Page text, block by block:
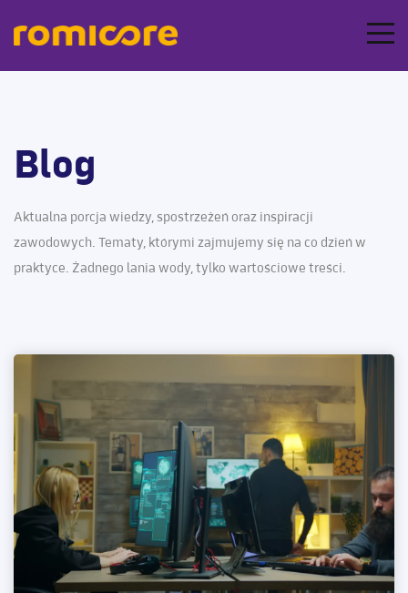
Blog
Aktualna porcja wiedzy, spostrzeżeń oraz inspiracji
zawodowych. Tematy, którymi zajmujemy się na co dzień w
praktyce. Żadnego lania wody, tylko wartościowe treści.